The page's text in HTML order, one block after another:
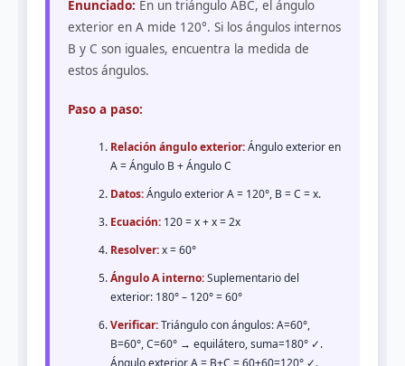
Enunciado: En un triángulo ABC, el ángulo
exterior en A mide 120°. Si los ángulos internos
B y C son iguales, encuentra la medida de
estos ángulos.
Paso a paso:
Relación ángulo exterior:Ángulo exterior en
A = Ángulo B + Ángulo C
Datos:Ángulo exterior A = 120°, B = C = x.
Ecuación: 120 = x + x = 2x
Resolver:x = 60°
Ángulo A interno:Suplementario del
exterior: 180° – 120° = 60°
Verificar:Triángulo con ángulos: A=60°,
B=60°, C=60° → equilátero, suma=180° ✓.
Ángulo exterior A = B+C = 60+60=120° ✓.